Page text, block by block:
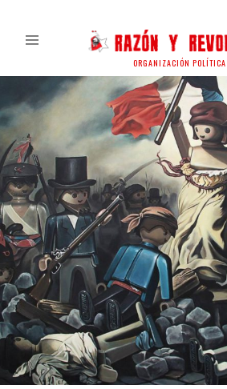
ORGANIZACIÓN POLÍTICA